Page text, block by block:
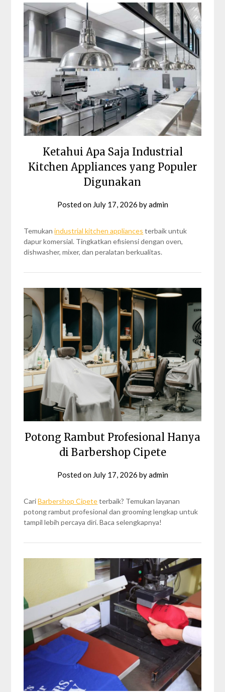
Ketahui Apa Saja Industrial
Kitchen Appliances yang Populer
Digunakan
Posted on July 17, 2026 byadmin
Temukanindustrial kitchen appliances terbaik untuk
dapur komersial. Tingkatkan efisiensi dengan oven,
dishwasher, mixer, dan peralatan berkualitas.
Potong Rambut Profesional Hanya
di Barbershop Cipete
Posted on July 17, 2026 byadmin
CariBarbershop Cipeteterbaik? Temukan layanan
potong rambut profesional dan grooming lengkap untuk
tampil lebih percaya diri. Baca selengkapnya!